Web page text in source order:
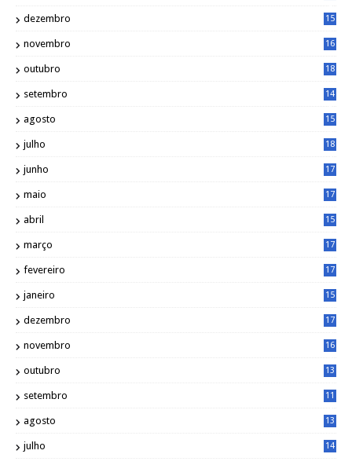
dezembro
15
novembro
16
outubro
18
setembro
14
agosto
15
julho
18
junho
17
maio
17
abril
15
março
17
fevereiro
17
janeiro
15
dezembro
17
novembro
16
outubro
13
setembro
11
agosto
13
julho
14